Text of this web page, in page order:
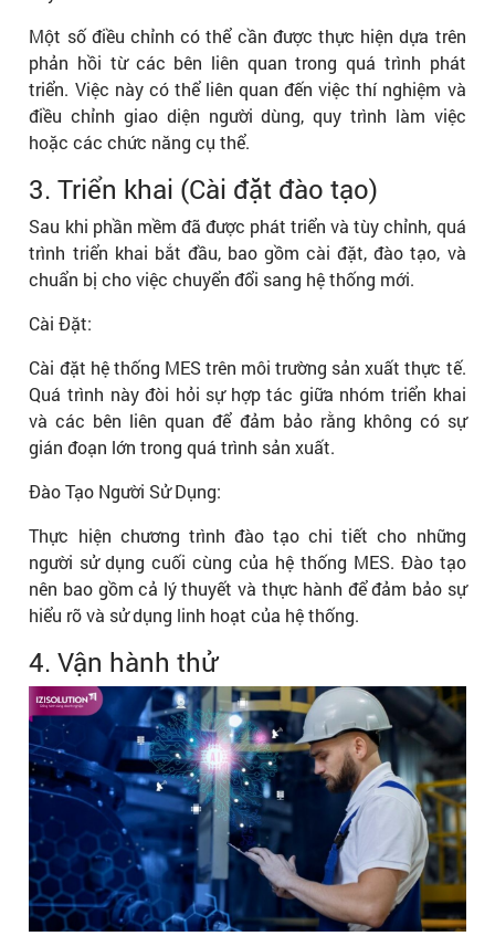
Một số điều chỉnh có thể cần được thực hiện dựa trên
phản hồi từ các bên liên quan trong quá trình phát
triển. Việc này có thể liên quan đến việc thí nghiệm và
điều chỉnh giao diện người dùng, quy trình làm việc
hoặc các chức năng cụ thể.
3. Triển khai (Cài đặt đào tạo)
Sau khi phần mềm đã được phát triển và tùy chỉnh, quá
trình triển khai bắt đầu, bao gồm cài đặt, đào tạo, và
chuẩn bị cho việc chuyển đổi sang hệ thống mới.
Cài Đặt:
Cài đặt hệ thống MES trên môi trường sản xuất thực tế.
Quá trình này đòi hỏi sự hợp tác giữa nhóm triển khai
và các bên liên quan để đảm bảo rằng không có sự
gián đoạn lớn trong quá trình sản xuất.
Đào Tạo Người Sử Dụng:
Thực hiện chương trình đào tạo chi tiết cho những
người sử dụng cuối cùng của hệ thống MES. Đào tạo
nên bao gồm cả lý thuyết và thực hành để đảm bảo sự
hiểu rõ và sử dụng linh hoạt của hệ thống.
4. Vận hành thử